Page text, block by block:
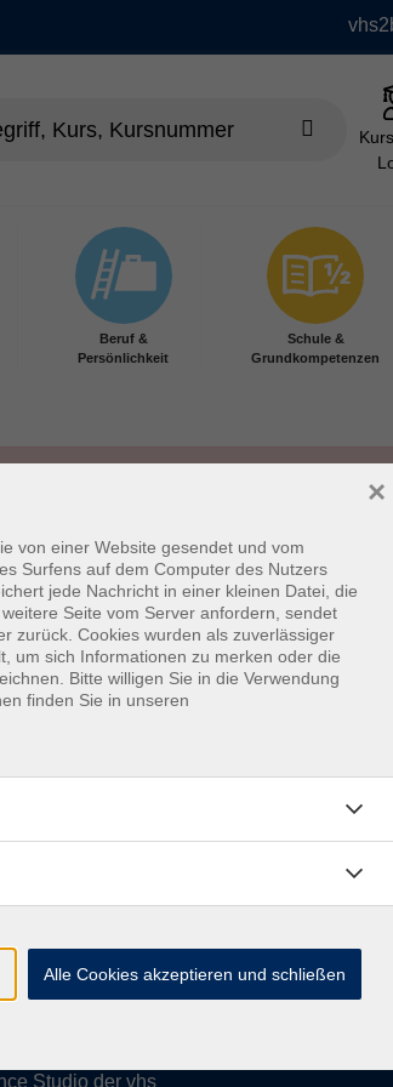
Beruf &
Persönlichkeit
Schule &
Grundkompetenzen
Datenschutzerklärung Datenschutz
48178-0
48178-55
Studio der vhs
von einer Website gesendet und vom
Surfens auf dem Computer des Nutzers
jede Nachricht in einer kleinen Datei, die
Seite vom Server anfordern, sendet
zurück. Cookies wurden als zuverlässiger
um sich Informationen zu merken oder die
Bitte willigen Sie in die Verwendung
finden Sie in unseren
×
Alle Cookies akzeptieren und schließen